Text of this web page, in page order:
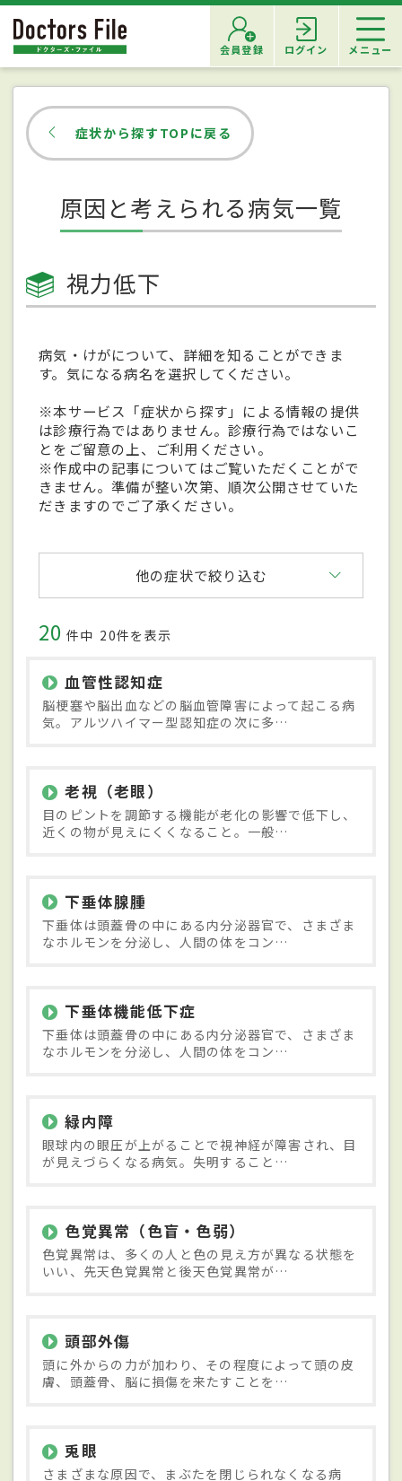
会員登録 ログイン メニュー
症状から探すTOPに戻る
原因と考えられる病気一覧
視力低下
病気・けがについて、詳細を知ることができま
す。気になる病名を選択してください。
※本サービス「症状から探す」による情報の提供
は診療行為ではありません。診療行為ではないこ
とをご留意の上、ご利用ください。
※作成中の記事についてはご覧いただくことがで
きません。準備が整い次第、順次公開させていた
だきますのでご了承ください。
他の症状で絞り込む
20 件中 20件を表示
血管性認知症
脳梗塞や脳出血などの脳血管障害によって起こる病
気。アルツハイマー型認知症の次に多…
老視（老眼）
目のピントを調節する機能が老化の影響で低下し、
近くの物が見えにくくなること。一般…
下垂体腺腫
下垂体は頭蓋骨の中にある内分泌器官で、さまざま
なホルモンを分泌し、人間の体をコン…
下垂体機能低下症
下垂体は頭蓋骨の中にある内分泌器官で、さまざま
なホルモンを分泌し、人間の体をコン…
緑内障
眼球内の眼圧が上がることで視神経が障害され、目
が見えづらくなる病気。失明すること…
色覚異常（色盲・色弱）
色覚異常は、多くの人と色の見え方が異なる状態を
いい、先天色覚異常と後天色覚異常が…
頭部外傷
頭に外からの力が加わり、その程度によって頭の皮
膚、頭蓋骨、脳に損傷を来たすことを…
兎眼
さまざまな原因で、まぶたを閉じられなくなる病